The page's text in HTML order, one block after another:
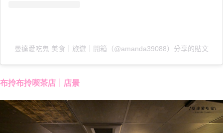
曼達愛吃鬼 美食｜旅遊｜開箱（@amanda39088）分享的貼文
布拎布拎喫茶店｜店景